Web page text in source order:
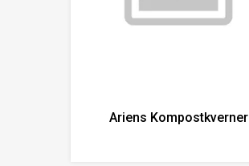
Ariens Kompostkverner